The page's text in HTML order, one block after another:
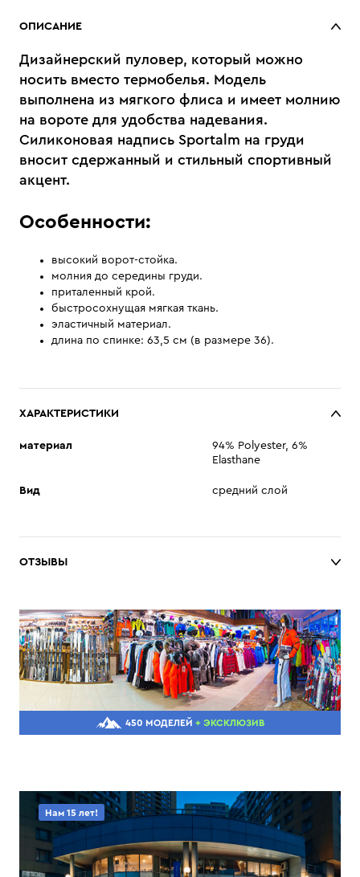
ОПИСАНИЕ
Дизайнерский пуловер, который можно
носить вместо термобелья. Модель
выполнена из мягкого флиса и имеет молнию
на вороте для удобства надевания.
Силиконовая надпись Sportalm на груди
вносит сдержанный и стильный спортивный
акцент.
Особенности:
высокий ворот-стойка.
молния до середины груди.
приталенный крой.
быстросохнущая мягкая ткань.
эластичный материал.
длина по спинке: 63,5 см (в размере 36).
ХАРАКТЕРИСТИКИ
материал
94% Polyester, 6%
Elasthane
Вид средний слой
ОТЗЫВЫ
450 МОДЕЛЕЙ + ЭКСКЛЮЗИВ
Нам 15 лет!